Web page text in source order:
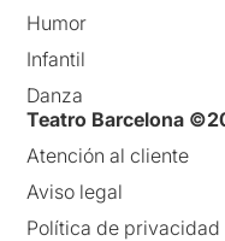
Humor
Infantil
Danza
Teatro Barcelona
Atención al cliente
Aviso legal
Política de privacidad